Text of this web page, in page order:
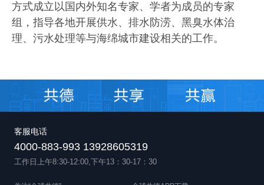
方式成立以国内外知名专家、学者为成员的专家
组，指导各地开展供水、排水防涝、黑臭水体治
理、污水处理等与海绵城市建设相关的工作。
客服电话
4000-883-993 13928605319
工作日上午8:30-12:00,下午13：30-17：30